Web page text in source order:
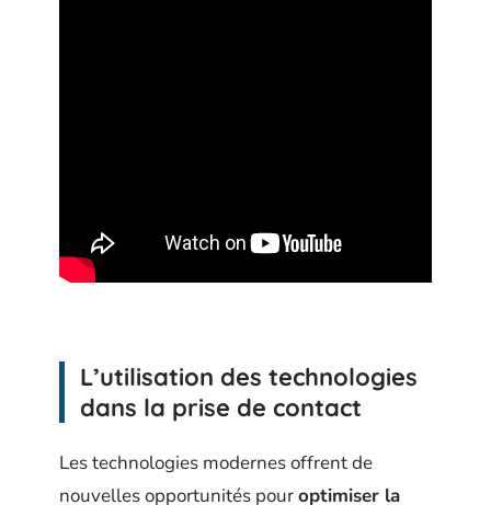
L’utilisation des technologies
dans la prise de contact
Les technologies modernes offrent de
nouvelles opportunités pouroptimiser la